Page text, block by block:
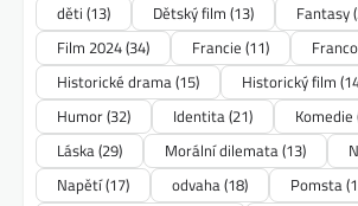
děti (13) Dětský film (13) Fantasy
Film 2024(34) Francie (11)
Historické drama(15) Historický film
Humor(32) Identita(21) Komedie
Láska(29) Morální dilemata(13)
Napětí(17) odvaha(18) Pomsta